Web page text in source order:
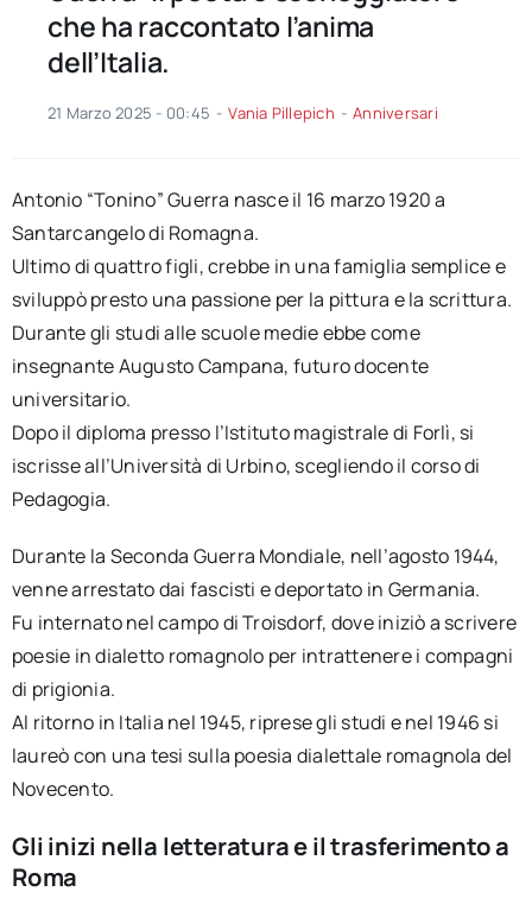
che ha raccontato l’anima
dell’Italia.
21 Marzo 2025 - 00:45 - Vania Pillepich - Anniversari
Antonio “Tonino” Guerra nasce il 16 marzo 1920 a
Santarcangelo di Romagna.
Ultimo di quattro figli, crebbe in una famiglia semplice e
sviluppò presto una passione per la pittura e la scrittura.
Durante gli studi alle scuole medie ebbe come
insegnante Augusto Campana, futuro docente
universitario.
Dopo il diploma presso l’Istituto magistrale di Forlì, si
iscrisse all’Università di Urbino, scegliendo il corso di
Pedagogia.
Durante la Seconda Guerra Mondiale, nell’agosto 1944,
venne arrestato dai fascisti e deportato in Germania.
Fu internato nel campo di Troisdorf, dove iniziò a scrivere
poesie in dialetto romagnolo per intrattenere i compagni
di prigionia.
Al ritorno in Italia nel 1945, riprese gli studi e nel 1946 si
laureò con una tesi sulla poesia dialettale romagnola del
Novecento.
Gli inizi nella letteratura e il trasferimento a
Roma